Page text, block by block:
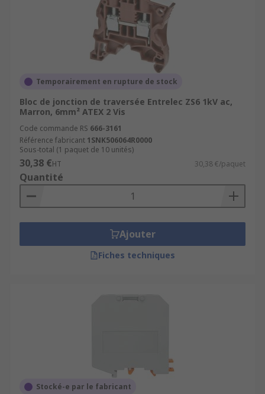
Temporairement en rupture de stock
Bloc de jonction de traversée Entrelec ZS6 1kV ac,
Marron, 6mm² ATEX 2 Vis
Code commande RS 666-3161
Référence fabricant 1SNK506064R0000
Sous-total (1 paquet de 10 unités)
30,38 €HT 30,38 €/paquet
Quantité
Ajouter
Fiches techniques
Stocké-e par le fabricant